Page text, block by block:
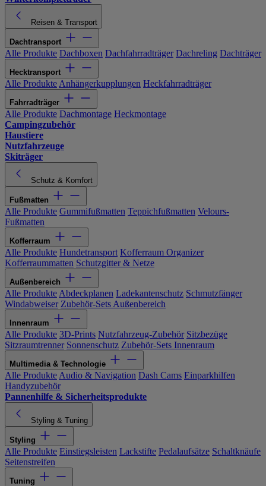
Reisen & Transport
Dachtransport
Alle Produkte Dachboxen Dachfahrradträger Dachreling Dachträger
Hecktransport
Alle Produkte Anhängerkupplungen Heckfahrradträger
Fahrradträger
Alle Produkte Dachmontage Heckmontage
Campingzubehör
Haustiere
Nutzfahrzeuge
Skiträger
Schutz & Komfort
Fußmatten
Alle Produkte Gummifußmatten Teppichfußmatten Velours-
Fußmatten
Kofferraum
Alle Produkte Hundetransport Kofferraum Organizer
Kofferraummatten Schutzgitter & Netze
Außenbereich
Alle Produkte Abdeckplanen Ladekantenschutz Schmutzfänger
Windabweiser Zubehör-Sets Außenbereich
Innenraum
Alle Produkte 3D-Prints Nutzfahrzeug-Zubehör Sitzbezüge
Sitzraumtrenner Sonnenschutz Zubehör-Sets Innenraum
Multimedia & Technologie
Alle Produkte Audio & Navigation Dash Cams Einparkhilfen
Handyzubehör
Pannenhilfe & Sicherheitsprodukte
Styling & Tuning
Styling
Alle Produkte Einstiegsleisten Lackstifte Pedalaufsätze Schaltknäufe
Seitenstreifen
Tuning